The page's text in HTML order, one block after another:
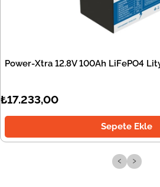
Power-Xtra 12.8V 100Ah LiFePO4
₺17.233,00
Sepete Ekle
‹ ›